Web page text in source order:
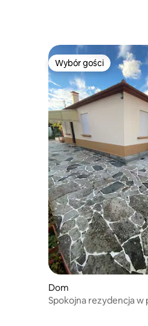
Wybór gości
Wybór gości
Dom
Spokojna rezydencja w